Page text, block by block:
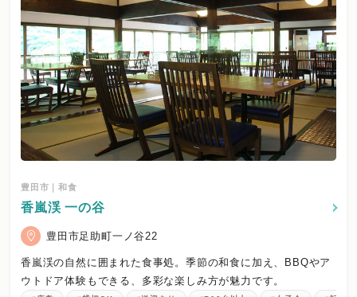
豊田市｜和食
香嵐渓 一の谷
豊田市足助町一ノ谷22
香嵐渓の自然に囲まれた食事処。季節の和食に加え、BBQやア
ウトドア体験もできる、多彩な楽しみ方が魅力です。